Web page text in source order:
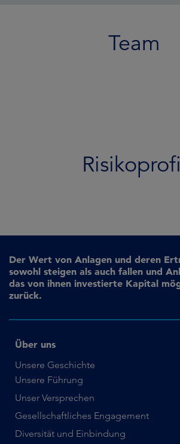
Team
Der Wert von Anlagen und deren
sowohl steigen als auch fallen und
das von ihnen investierte Kapital
zurück.
Über uns
Unsere Geschichte
Unsere Führung
Unser Versprechen
Gesellschaftliches Engagement
Diversität und Einbindung